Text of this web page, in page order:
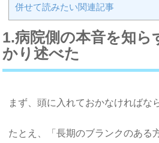
併せて読みたい関連記事
1.病院側の本音を知ら
かり述べた
まず、頭に入れておかなければな
たとえ、「長期のブランクのある